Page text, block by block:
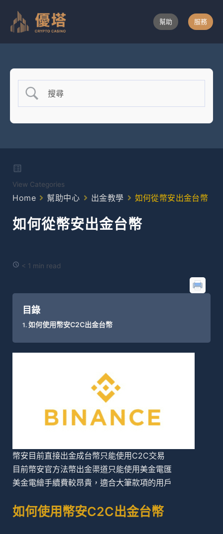
幫助 服務
View Categories
Home 幫助中心 出金教學 如何從幣安出金台幣
如何從幣安出金台幣
< 1 min read
目錄
如何使用幣安C2C出金台幣
幣安目前直接出金成台幣只能使用C2C交易
目前幣安官方法幣出金渠道只能使用美金電匯
美金電繪手續費較昂貴，適合大筆款項的用戶
如何使用幣安C2C出金台幣